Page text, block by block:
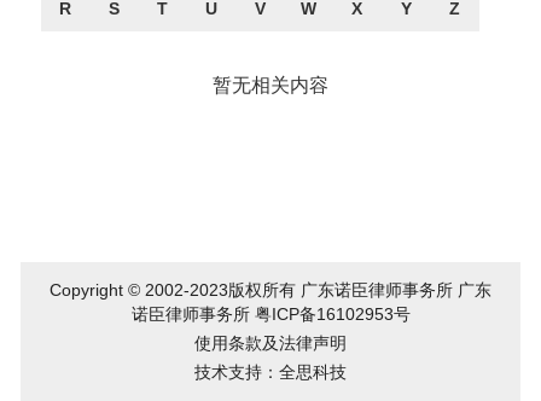
R S T U V W X Y Z
暂无相关内容
Copyright © 2002-2023版权所有 广东诺臣律师事务所 广东
诺臣律师事务所 粤ICP备16102953号
使用条款及法律声明
技术支持：全思科技